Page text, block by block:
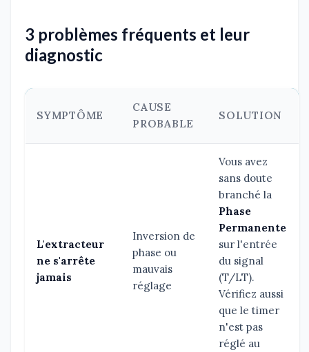
3 problèmes fréquents et leur
diagnostic
SYMPTÔME
CAUSE
PROBABLE
SOLUTION
L'extracteur
ne s'arrête
jamais
Inversion de
phase ou
mauvais
réglage
Vous avez
sans doute
branché la
Phase
Permanente
sur l'entrée
du signal
(T/LT).
Vérifiez aussi
que le timer
n'est pas
réglé au